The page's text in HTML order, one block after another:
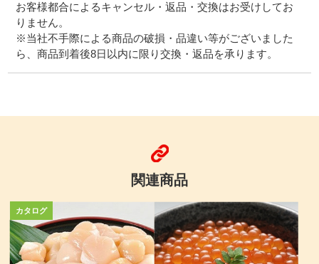
お客様都合によるキャンセル・返品・交換はお受けしてお
りません。
※当社不手際による商品の破損・品違い等がございました
ら、商品到着後8日以内に限り交換・返品を承ります。
関連商品